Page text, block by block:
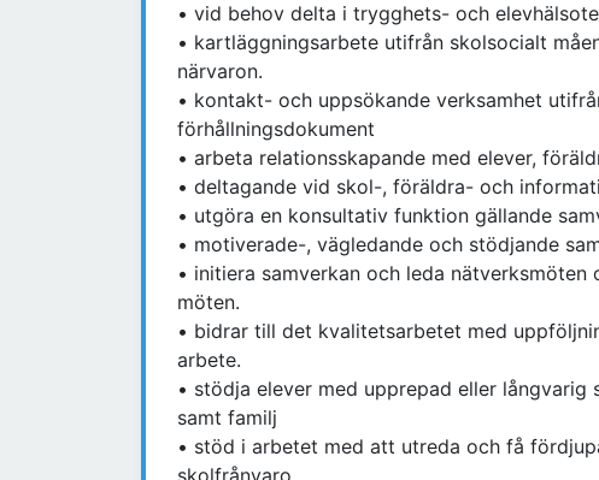
• vid behov delta i trygghets- och
• kartläggningsarbete utifrån skolsocialt
närvaron.
• kontakt- och uppsökande verksamhet
förhållningsdokument
• arbeta relationsskapande med elever,
• deltagande vid skol-, föräldra- och
• utgöra en konsultativ funktion gällande
• motiverade-, vägledande och stödjande
• initiera samverkan och leda
möten.
• bidrar till det kvalitetsarbetet med
arbete.
• stödja elever med upprepad eller
samt familj
• stöd i arbetet med att utreda och få